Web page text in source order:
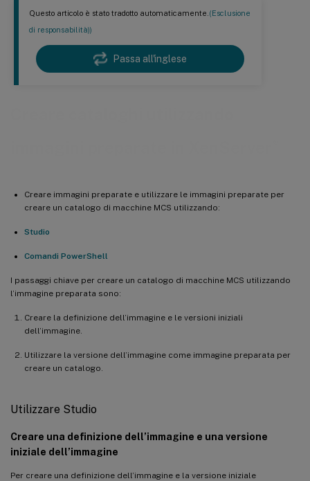
Questo articolo è stato tradotto automaticamente.(Esclusione
di responsabilità))
Passa all'inglese
Creare immagini preparate e utilizzare le immagini preparate per
creare un catalogo di macchine MCS utilizzando:
Studio
Comandi PowerShell
I passaggi chiave per creare un catalogo di macchine MCS utilizzando
l’immagine preparata sono:
Creare la definizione dell’immagine e le versioni iniziali
dell’immagine.
Utilizzare la versione dell’immagine come immagine preparata per
creare un catalogo.
Utilizzare Studio
Creare una definizione dell’immagine e una versione
iniziale dell’immagine
Per creare una definizione dell’immagine e la versione iniziale